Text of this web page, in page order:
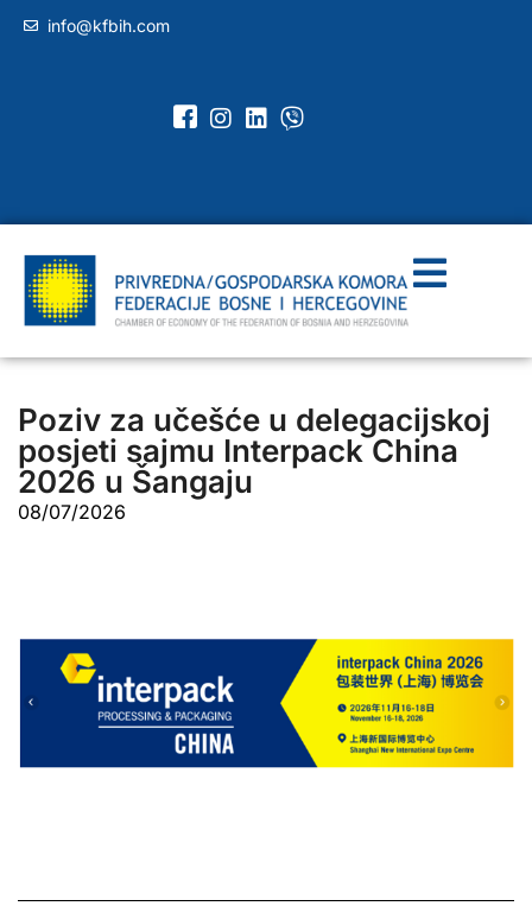
info@kfbih.com
Poziv za učešće u delegacijskoj
posjeti sajmu Interpack China
2026 u Šangaju
08/07/2026